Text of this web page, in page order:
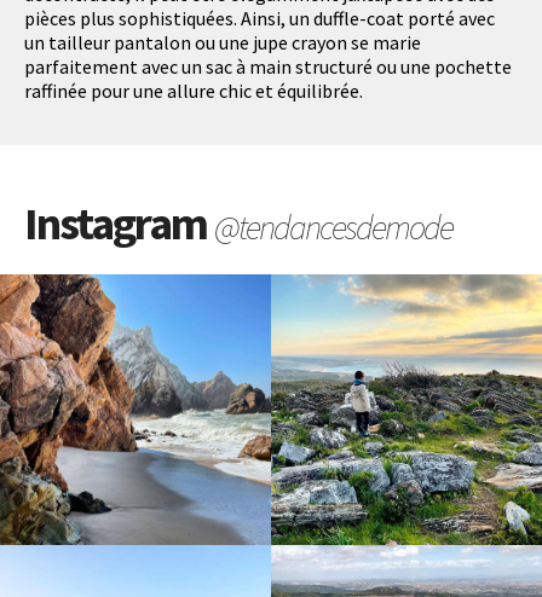
pièces plus sophistiquées. Ainsi, un duffle-coat porté avec
un tailleur pantalon ou une jupe crayon se marie
parfaitement avec un sac à main structuré ou une pochette
raffinée pour une allure chic et équilibrée.
Instagram@tendancesdemode